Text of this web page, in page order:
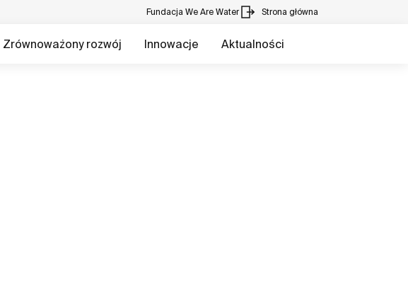
Fundacja We Are Water Strona główna
Zrównoważony rozwój Innowacje Aktualności